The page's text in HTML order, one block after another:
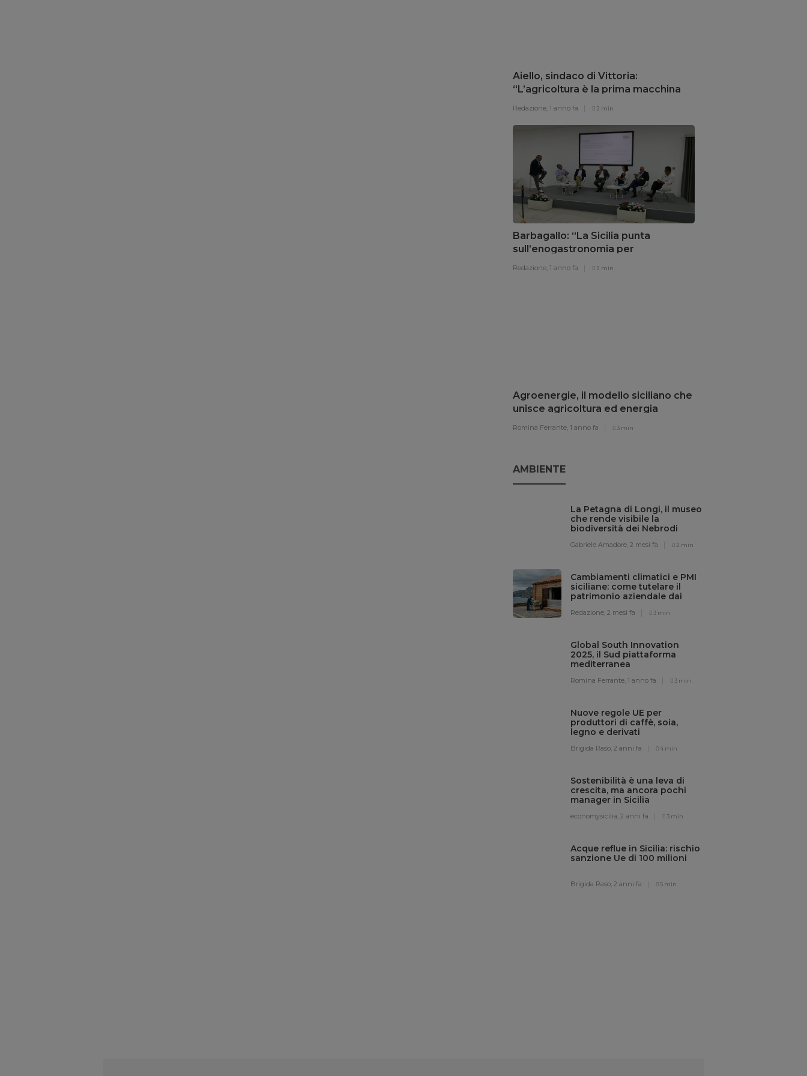
Aiello, sindaco di Vittoria:
“L’agricoltura è la prima macchina
Redazione, 1 anno fa 2 min
Barbagallo: “La Sicilia punta
sull’enogastronomia per
Redazione, 1 anno fa 2 min
Agroenergie, il modello siciliano che
unisce agricoltura ed energia
Romina Ferrante, 1 anno fa 3 min
AMBIENTE
La Petagna di Longi, il museo
che rende visibile la
biodiversità dei Nebrodi
Gabriele Amadore, 2 mesi fa 2 min
Cambiamenti climatici e PMI
siciliane: come tutelare il
patrimonio aziendale dai
Redazione, 2 mesi fa 3 min
Global South Innovation
2025, il Sud piattaforma
mediterranea
Romina Ferrante, 1 anno fa 3 min
Nuove regole UE per
produttori di caffè, soia,
legno e derivati
Brigida Raso, 2 anni fa 4 min
Sostenibilità è una leva di
crescita, ma ancora pochi
manager in Sicilia
economysicilia, 2 anni fa 3 min
Acque reflue in Sicilia: rischio
sanzione Ue di 100 milioni
Brigida Raso, 2 anni fa 5 min